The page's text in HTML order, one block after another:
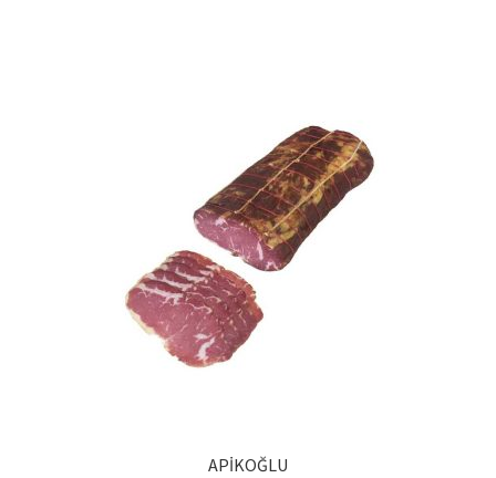
APİKOĞLU